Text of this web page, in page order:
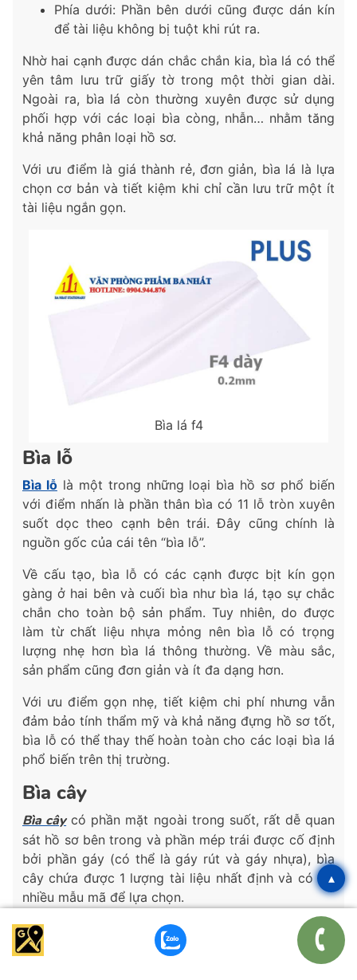
Phía dưới: Phần bên dưới cũng được dán kín
để tài liệu không bị tuột khi rút ra.
Nhờ hai cạnh được dán chắc chắn kia, bìa lá có thể
yên tâm lưu trữ giấy tờ trong một thời gian dài.
Ngoài ra, bìa lá còn thường xuyên được sử dụng
phối hợp với các loại bìa còng, nhẫn… nhằm tăng
khả năng phân loại hồ sơ.
Với ưu điểm là giá thành rẻ, đơn giản, bìa lá là lựa
chọn cơ bản và tiết kiệm khi chỉ cần lưu trữ một ít
tài liệu ngắn gọn.
Bìa lá f4
Bìa lỗ
Bìa lỗlà một trong những loại bìa hồ sơ phổ biến
với điểm nhấn là phần thân bìa có 11 lỗ tròn xuyên
suốt dọc theo cạnh bên trái. Đây cũng chính là
nguồn gốc của cái tên “bìa lỗ”.
Về cấu tạo, bìa lỗ có các cạnh được bịt kín gọn
gàng ở hai bên và cuối bìa như bìa lá, tạo sự chắc
chắn cho toàn bộ sản phẩm. Tuy nhiên, do được
làm từ chất liệu nhựa mỏng nên bìa lỗ có trọng
lượng nhẹ hơn bìa lá thông thường. Về màu sắc,
sản phẩm cũng đơn giản và ít đa dạng hơn.
Với ưu điểm gọn nhẹ, tiết kiệm chi phí nhưng vẫn
đảm bảo tính thẩm mỹ và khả năng đựng hồ sơ tốt,
bìa lỗ có thể thay thế hoàn toàn cho các loại bìa lá
phổ biến trên thị trường.
Bìa cây
Bìa câycó phần mặt ngoài trong suốt, rất dễ quan
sát hồ sơ bên trong và phần mép trái được cố định
bởi phần gáy (có thể là gáy rút và gáy nhựa), bìa
cây chứa được 1 lượng tài liệu nhất định và có rất
nhiều mẫu mã để lựa chọn.
Bìa cây là một trong những mẫu bìa hồ sơ phổ biến
với đặc điểm dễ dàng quan sát nội dung bên trong.
▴